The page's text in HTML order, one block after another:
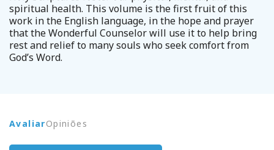
spiritual health. This volume is the first fruit of this
work in the English language, in the hope and prayer
that the Wonderful Counselor will use it to help bring
rest and relief to many souls who seek comfort from
God’s Word.
AvaliarOpiniões